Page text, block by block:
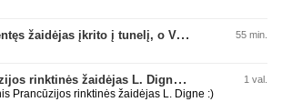
Brazilijoje įvartį šventęs žaidėjas įkrito į tunelį, o VAR įvartį atšaukė 55 min.
Pagrindinis Prancūzijos rinktinės žaidėjas L. Digne papildė PSG gretas 1 val.
Prancūzijos rinktinės žaidėjas L. Digne :)